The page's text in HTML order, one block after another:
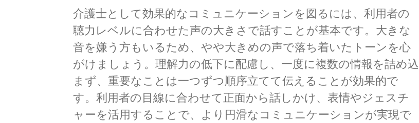
介護士として効果的なコミュニケーションを図るには、利用者の
聴力レベルに合わせた声の大きさで話すことが基本です。大きな
音を嫌う方もいるため、やや大きめの声で落ち着いたトーンを心
がけましょう。理解力の低下に配慮し、一度に複数の情報を詰め込
まず、重要なことは一つずつ順序立てて伝えることが効果的で
す。利用者の目線に合わせて正面から話しかけ、表情やジェスチ
ャーを活用することで、より円滑なコミュニケーションが実現で